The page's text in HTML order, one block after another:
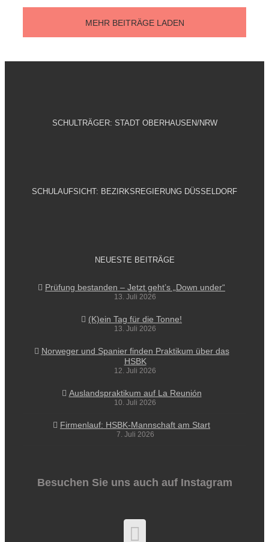
MEHR BEITRÄGE LADEN
SCHULTRÄGER: STADT OBERHAUSEN/NRW
SCHULAUFSICHT: BEZIRKSREGIERUNG DÜSSELDORF
NEUESTE BEITRÄGE
Prüfung bestanden – Jetzt geht’s „Down under“
13. Juli 2026
(K)ein Tag für die Tonne!
13. Juli 2026
Norweger und Spanier finden Praktikum über das
HSBK
12. Juli 2026
Auslandspraktikum auf La Reunión
10. Juli 2026
Firmenlauf: HSBK-Mannschaft am Start
7. Juli 2026
Besuchen Sie uns auch auf Instagram